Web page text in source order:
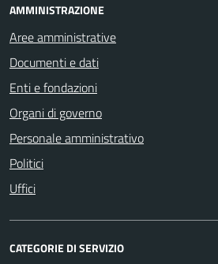
AMMINISTRAZIONE
Aree amministrative
Documenti e dati
Enti e fondazioni
Organi di governo
Personale amministrativo
Politici
Uffici
CATEGORIE DI SERVIZIO